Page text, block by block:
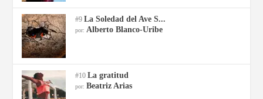
#9La Soledad del Ave S...
por:Alberto Blanco-Uribe
#10La gratitud
por:Beatriz Arias